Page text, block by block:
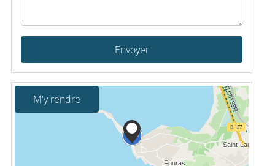
Envoyer
M'y rendre